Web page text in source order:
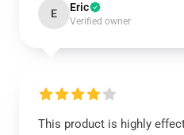
E Eric
Verified owner
This product is highly